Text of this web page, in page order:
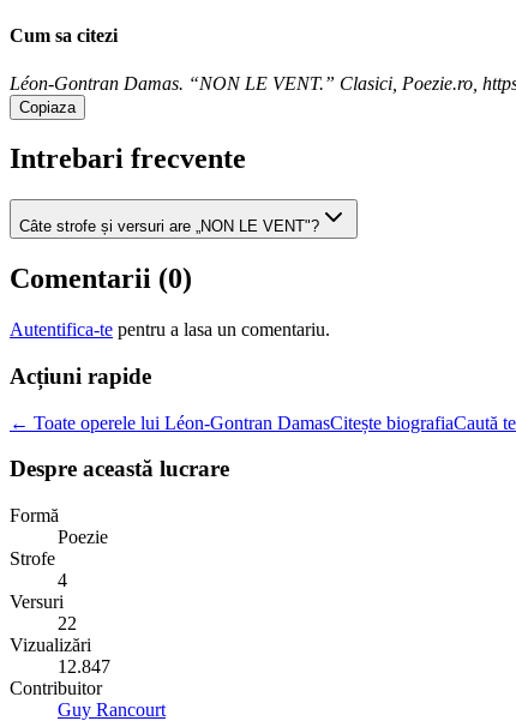
Cum sa citezi
Léon-Gontran Damas. “NON LE VENT.” Clasici, Poezie.ro,
Copiaza
Intrebari frecvente
Câte strofe și versuri are „NON LE VENT"?
Comentarii (0)
Autentifica-te pentru a lasa un comentariu.
Acțiuni rapide
← Toate operele lui Léon-Gontran DamasCitește biografiaCaută
Despre această lucrare
Formă
Poezie
Strofe
4
Versuri
22
Vizualizări
12.847
Contribuitor
Guy Rancourt